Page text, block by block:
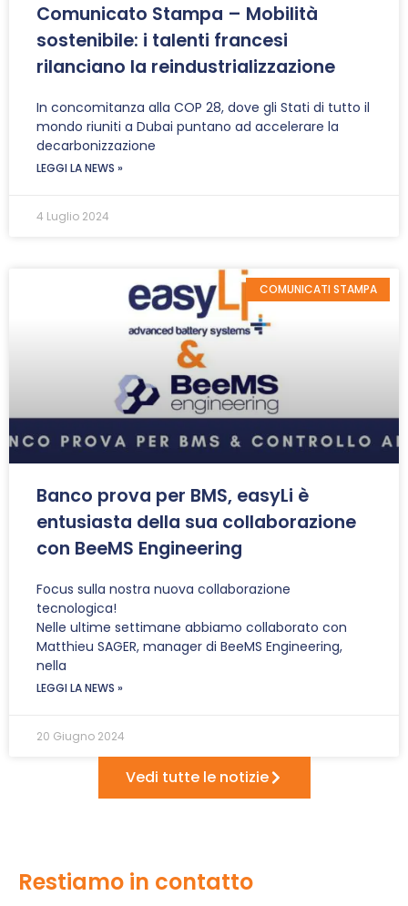
Comunicato Stampa – Mobilità
sostenibile: i talenti francesi
rilanciano la reindustrializzazione
In concomitanza alla COP 28, dove gli Stati di tutto il
mondo riuniti a Dubai puntano ad accelerare la
decarbonizzazione
LEGGI LA NEWS »
4 Luglio 2024
COMUNICATI STAMPA
Banco prova per BMS, easyLi è
entusiasta della sua collaborazione
con BeeMS Engineering
Focus sulla nostra nuova collaborazione
tecnologica!
Nelle ultime settimane abbiamo collaborato con
Matthieu SAGER, manager di BeeMS Engineering,
nella
LEGGI LA NEWS »
20 Giugno 2024
Vedi tutte le notizie
Restiamo in contatto